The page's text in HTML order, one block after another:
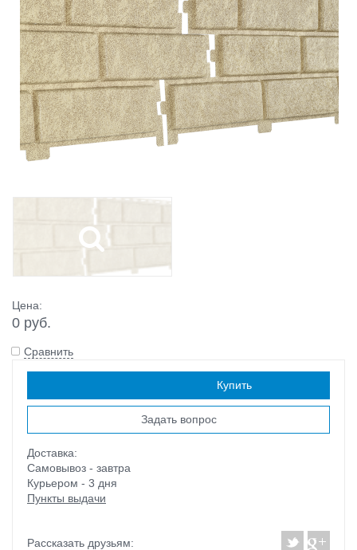
Цена:
0 руб.
Сравнить
Купить
Задать вопрос
Доставка:
Самовывоз - завтра
Курьером - 3 дня
Пункты выдачи
Рассказать друзьям: